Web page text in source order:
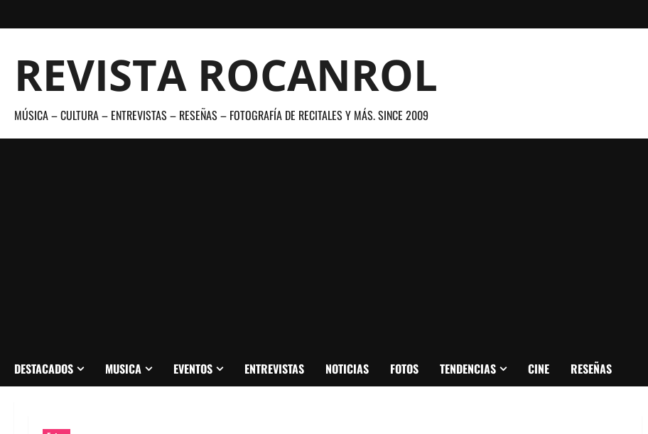
al
REVISTA ROCANROL
MÚSICA – CULTURA – ENTREVISTAS – RESEÑAS – FOTOGRAFÍA DE RECITALES Y MÁS. SINCE 2009
DESTACADOS MUSICA EVENTOS ENTREVISTAS NOTICIAS FOTOS TENDENCIAS CINE RESEÑAS